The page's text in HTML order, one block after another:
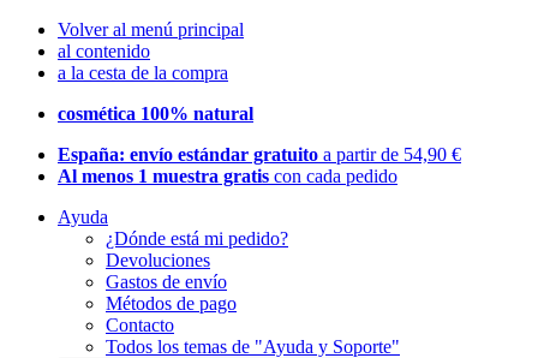
Volver al menú principal
al contenido
a la cesta de la compra
cosmética 100% natural
España: envío estándar gratuito a partir de 54,90 €
Al menos 1 muestra gratis con cada pedido
Ayuda
¿Dónde está mi pedido?
Devoluciones
Gastos de envío
Métodos de pago
Contacto
Todos los temas de "Ayuda y Soporte"